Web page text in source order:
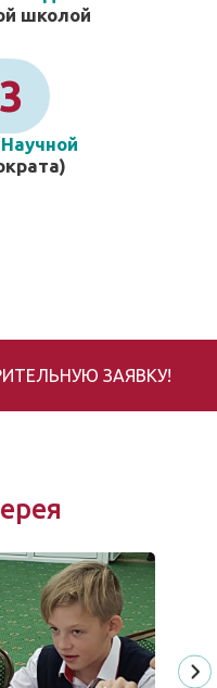
школой
ЗАЯВКУ!